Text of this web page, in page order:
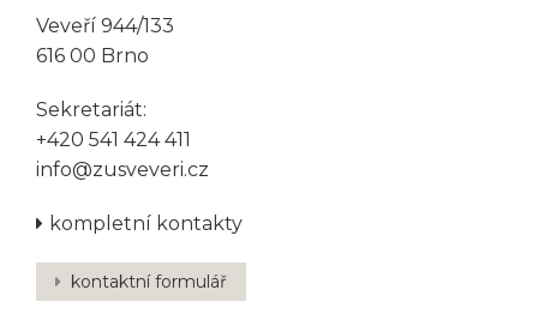
Veveří 944/133
616 00 Brno
Sekretariát:
+420 541 424 411
info@zusveveri.cz
kompletní kontakty
kontaktní formulář